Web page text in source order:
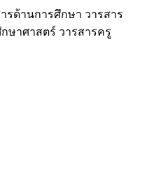
ด้านการศึกษา วารสาร
ษาศาสตร์ วารสารครู